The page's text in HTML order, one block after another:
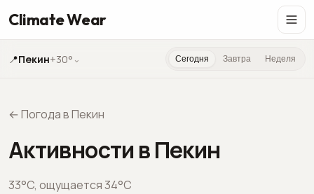
Climate Wear
📍Пекин+30° ⌄ Сегодня Завтра Неделя
←Погода в Пекин
Активности в Пекин
33°C, ощущается34°C